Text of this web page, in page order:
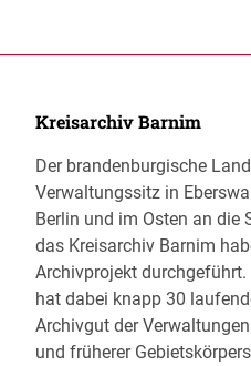
Kreisarchiv Barnim
Der brandenburgische
Verwaltungssitz in
Berlin und im Osten an die
das Kreisarchiv Barnim
Archivprojekt
hat dabei knapp 30
Archivgut der
und früherer